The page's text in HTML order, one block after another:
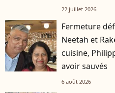
22 juillet 2026
Fermeture
Neetah et
cuisine,
avoir sauvés
6 août 2026